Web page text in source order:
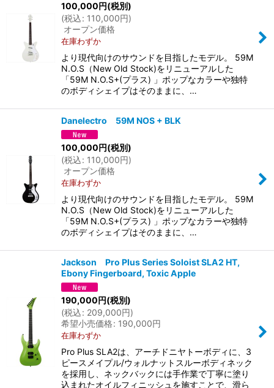
100,000円(税別)
(税込: 110,000円)
オープン価格
在庫わずか
より現代向けのサウンドを目指したモデル。 59M
N.O.S（New Old Stock)をリニューアルした
「59M N.O.S+(プラス) 」ポップなカラーや独特
のボディシェイプはそのままに、…
Danelectro 59M NOS + BLK
100,000円(税別)
(税込: 110,000円)
オープン価格
在庫わずか
より現代向けのサウンドを目指したモデル。 59M
N.O.S（New Old Stock)をリニューアルした
「59M N.O.S+(プラス) 」ポップなカラーや独特
のボディシェイプはそのままに、…
Jackson Pro Plus Series Soloist SLA2 HT,
Ebony Fingerboard, Toxic Apple
190,000円(税別)
(税込: 209,000円)
希望小売価格: 190,000円
在庫わずか
Pro Plus SLA2は、アーチドニヤトーボディに、3
ピースメイプル/ウォルナットスルーボディネック
を採用し、ネックバックには手作業で丁寧に塗り
込まれたオイルフィニッシュを施すことで、滑ら